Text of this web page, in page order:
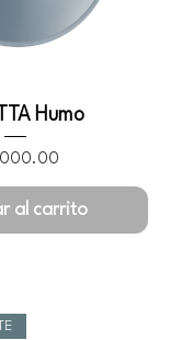
Humo
al carrito